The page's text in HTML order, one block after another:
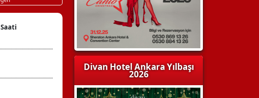
Divan Hotel Ankara Yılbaşı
2026